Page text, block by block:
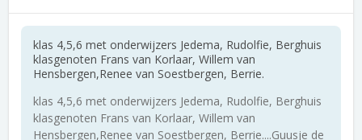
klas 4,5,6 met onderwijzers Jedema, Rudolfie, Berghuis
klasgenoten Frans van Korlaar, Willem van
Hensbergen,Renee van Soestbergen, Berrie.
klas 4,5,6 met onderwijzers Jedema, Rudolfie, Berghuis
klasgenoten Frans van Korlaar, Willem van
Hensbergen,Renee van Soestbergen, Berrie....Guusje de